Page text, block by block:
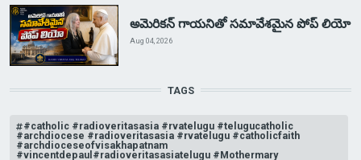
అమెరికన్ గాయనితో సమావేశమైన పోప్ లియో
Aug 04, 2026
TAGS
#catholic #radioveritasasia #rvatelugu #telugucatholic
#archdiocese #radioveritasasia #rvatelugu #catholicfaith
#archdioceseofvisakhapatnam
#vincentdepaul#radioveritasasiatelugu #Mothermary